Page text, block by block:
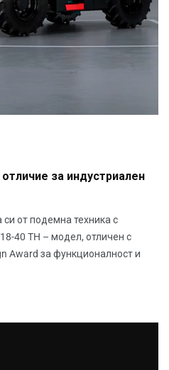
за индустриален
от подемна техника с
40 TH – модел, отличен с
Award за функционалност и